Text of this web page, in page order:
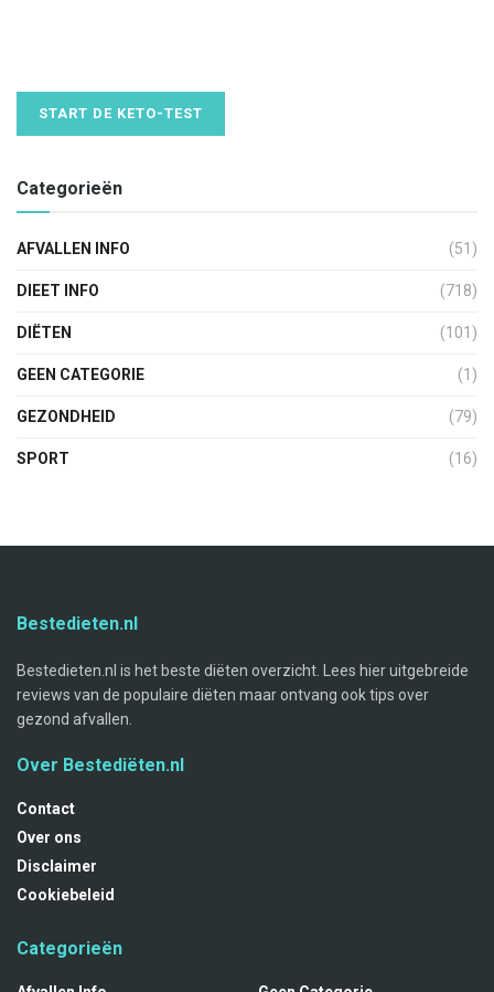
START DE KETO-TEST
Categorieën
AFVALLEN INFO (51)
DIEET INFO (718)
DIËTEN (101)
GEEN CATEGORIE (1)
GEZONDHEID (79)
SPORT (16)
Bestedieten.nl
Bestedieten.nl is het beste diëten overzicht. Lees hier uitgebreide
reviews van de populaire diëten maar ontvang ook tips over
gezond afvallen.
Over Bestediëten.nl
Contact
Over ons
Disclaimer
Cookiebeleid
Categorieën